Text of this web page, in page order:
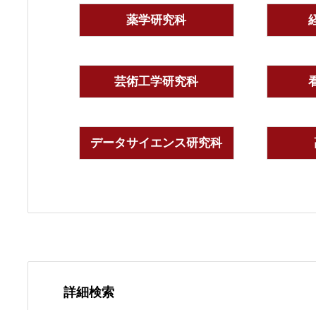
薬学研究科
芸術工学研究科
データサイエンス研究科
詳細検索